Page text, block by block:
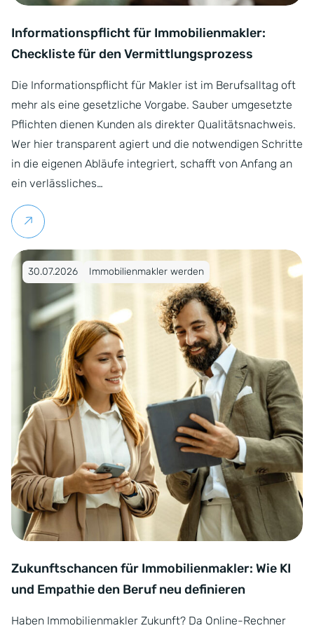
Informationspflicht für Immobilienmakler:
Checkliste für den Vermittlungsprozess
Die Informationspflicht für Makler ist im Berufsalltag oft
mehr als eine gesetzliche Vorgabe. Sauber umgesetzte
Pflichten dienen Kunden als direkter Qualitätsnachweis.
Wer hier transparent agiert und die notwendigen Schritte
in die eigenen Abläufe integriert, schafft von Anfang an
ein verlässliches…
Weiterlesen
Veröffentlicht am 30.07.2026
30.07.2026 Immobilienmakler werden
Zukunftschancen für Immobilienmakler: Wie KI
und Empathie den Beruf neu definieren
Haben Immobilienmakler Zukunft? Da Online-Rechner